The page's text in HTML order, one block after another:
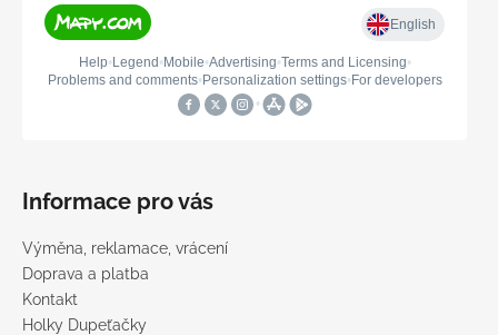
Informace pro vás
Výměna, reklamace, vrácení
Doprava a platba
Kontakt
Holky Dupeťačky